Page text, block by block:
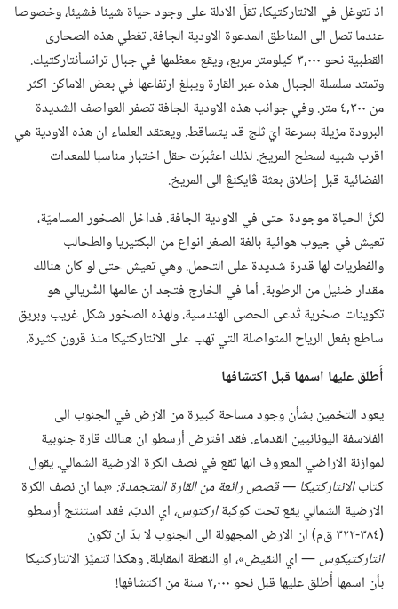
اذ تتوغل في الانتاركتيكا،‏ تقلّ الادلة على وجود حياة شيئا فشيئا،‏ وخصوصا
عندما تصل الى المناطق المدعوة الاودية الجافة.‏ تغطي هذه الصحارى
القطبية نحو ٠٠٠‏,٣ كيلومتر مربع،‏ ويقع معظمها في جبال ترانسأنتاركتيك.‏
وتمتد سلسلة الجبال هذه عبر القارة ويبلغ ارتفاعها في بعض الاماكن اكثر
من ٣٠٠‏,٤ متر.‏ وفي جوانب هذه الاودية الجافة تصفر العواصف الشديدة
البرودة مزيلة بسرعة ايّ ثلج قد يتساقط.‏ ويعتقد العلماء ان هذه الاودية هي
اقرب شبيه لسطح المريخ.‏ لذلك اعتُبرَت حقل اختبار مناسبا للمعدات
الفضائية قبل إطلاق بعثة ڤايكنڠ الى المريخ.‏
لكنَّ الحياة موجودة حتى في الاودية الجافة.‏ فداخل الصخور المساميّة،‏
تعيش في جيوب هوائية بالغة الصغر انواع من البكتيريا والطحالب
والفطريات لها قدرة شديدة على التحمل.‏ وهي تعيش حتى لو كان هنالك
مقدار ضئيل من الرطوبة.‏ أما في الخارج فتجد ان عالمها السُّريالي هو
تكوينات صخرية تُدعى الحصى الهندسية.‏ ولهذه الصخور شكل غريب وبريق
ساطع بفعل الرياح المتواصلة التي تهب على الانتاركتيكا منذ قرون كثيرة.‏
أُطلق عليها اسمها قبل اكتشافها
يعود التخمين بشأن وجود مساحة كبيرة من الارض في الجنوب الى
الفلاسفة اليونانيين القدماء.‏ فقد افترض أرسطو ان هنالك قارة جنوبية
لموازنة الاراضي المعروف انها تقع في نصف الكرة الارضية الشمالي.‏ يقول
كتابالانتاركتيكا —‏ قصص رائعة من القارة المتجمدة:‏ ‏«بما ان نصف الكرة
الارضية الشمالي يقع تحت كوكبةاركتوس،‏اي الدبّ،‏ فقد استنتج أرسطو
(‏٣٨٤-‏٣٢٢ ق‌م)‏ ان الارض المجهولة الى الجنوب لا بدّ ان تكون
انتاركتيكوس‏—‏ اي النقيض»،‏ او النقطة المقابلة.‏ وهكذا تتميَّز الانتاركتيكا
بأن اسمها أُطلق عليها قبل نحو ٠٠٠‏,٢ سنة من اكتشافها!‏